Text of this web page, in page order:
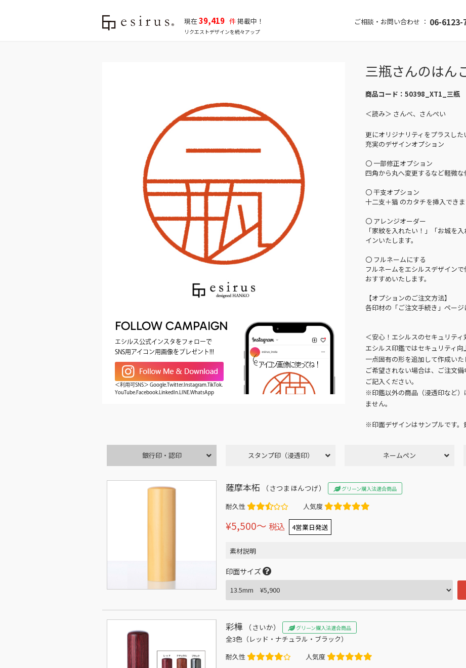
現在39,419 件掲載中！
リクエストデザインを続々アップ
ご相談・お問い合わせ ： 06-6123-
FOLLOW CAMPAIGN
エシルス公式インスタをフォローで
SNS用アイコン用画像をプレゼント!!!
＜利用可SNS＞ Google.Twitter.Instagram.TikTok.
YouTube.Facebook.LinkedIn.LINE.WhatsApp
三瓶さんのはん
商品コード： 50398_XT1_三瓶
＜読み＞ さんべ、さんぺい
更にオリジナリティをプラスした
充実のデザインオプション
〇 一部修正オプション
四角から丸へ変更するなど軽微な
〇 干支オプション
十二支＋猫 のカタチを挿入できま
〇 アレンジオーダー
「家紋を入れたい！」「お城を
インいたします。
〇 フルネームにする
フルネームをエシルスデザイン
おすすめいたします。
【オプションのご注文方法】
各印材の「ご注文手続き」ページ
＜安心！エシルスのセキュリティ
エシルス印鑑ではセキュリティ
一点固有の形を追加して作成いた
ご希望されない場合は、ご注文
ご記入ください。
※印鑑以外の商品（浸透印など）
ません。
※印面デザインはサンプルです。
銀行印・認印 スタンプ印（浸透印） ネームペン
薩摩本柘 （さつまほんつげ） グリーン購入法適合商品
耐久性 人気度
¥5,500〜 税込 4営業日発送
素材説明
印面サイズ
彩樺 （さいか） グリーン購入法適合商品
全3色（レッド・ナチュラル・ブラック）
耐久性
人気度